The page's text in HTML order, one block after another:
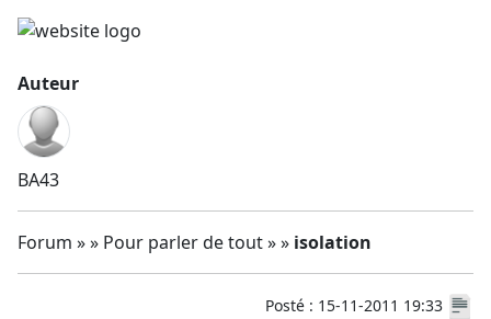
Auteur
BA43
Forum » » Pour parler de tout » » isolation
Posté : 15-11-2011 19:33